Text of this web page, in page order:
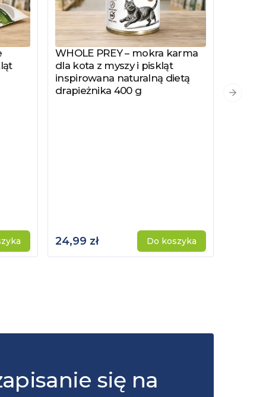
Zobacz produkt
WHOLE PREY – mokra karma
dla kota z myszy i piskląt
inspirowana naturalną dietą
drapieżnika 400 g
24,99 zł Do koszyka
się na